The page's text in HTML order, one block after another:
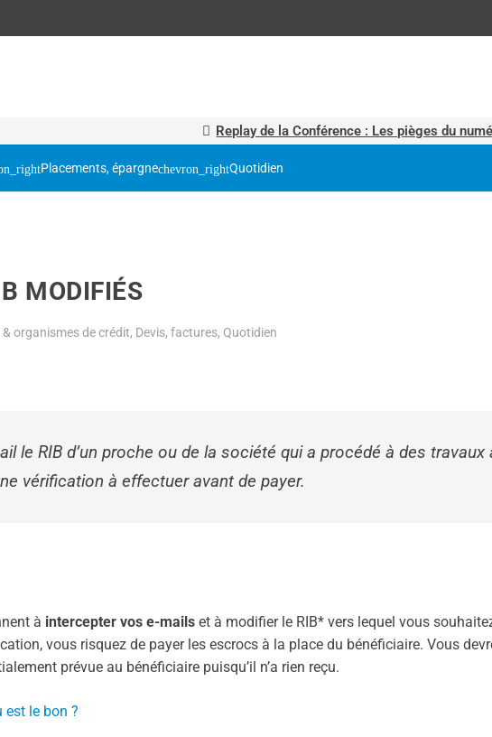
Replay de la Conférence : Les pièges du
Placements, épargne Quotidien
MODIFIÉS
organismes de crédit, Devis, factures, Quotidien
vérification à effectuer avant de payer.
à intercepter vos e-mails et à modifier le RIB* vers lequel vous
vous risquez de payer les escrocs à la place du bénéficiaire. Vous
prévue au bénéficiaire puisqu’il n’a rien reçu.
est le bon ?